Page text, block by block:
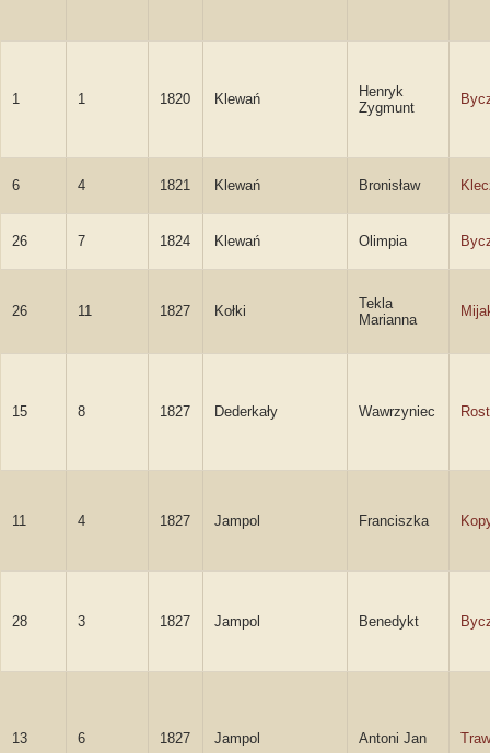
1 1 1820 Klewań
Henryk
Zygmunt
6 4 1821 Klewań Bronisław
26 7 1824 Klewań Olimpia
26 11 1827 Kołki
Tekla
Marianna
15 8 1827 Dederkały Wawrzyniec
11 4 1827 Jampol Franciszka
28 3 1827 Jampol Benedykt
13 6 1827 Jampol Antoni Jan